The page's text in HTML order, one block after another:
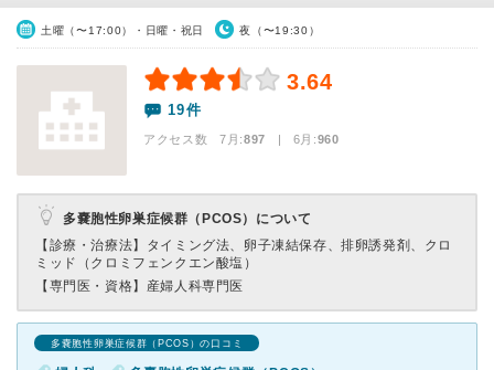
土曜（〜17:00）・日曜・祝日 夜（〜19:30）
3.64
19件
アクセス数 7月:897 | 6月:960
多嚢胞性卵巣症候群（PCOS）について
【診療・治療法】 タイミング法、卵子凍結保存、排卵誘発剤、クロ
ミッド（クロミフェンクエン酸塩）
【専門医・資格】 産婦人科専門医
多嚢胞性卵巣症候群（PCOS）の口コミ